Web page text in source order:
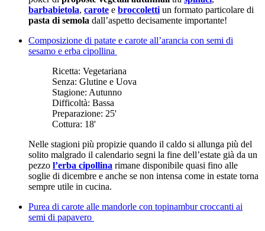
barbabietola, carote e broccoletti un formato particolare di
pasta di semola dall’aspetto decisamente importante!
Composizione di patate e carote all’arancia con semi di
sesamo e erba cipollina
Ricetta: Vegetariana
Senza: Glutine e Uova
Stagione: Autunno
Difficoltà: Bassa
Preparazione: 25'
Cottura: 18'
Nelle stagioni più propizie quando il caldo si allunga più del
solito malgrado il calendario segni la fine dell’estate già da un
pezzo l’erba cipollina rimane disponibile quasi fino alle
soglie di dicembre e anche se non intensa come in estate torna
sempre utile in cucina.
Purea di carote alle mandorle con topinambur croccanti ai
semi di papavero